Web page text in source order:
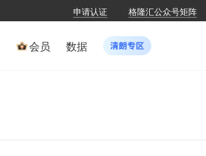
申请认证 格隆汇公众号矩阵
会员 数据